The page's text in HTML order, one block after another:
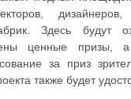
Здесь будут
ценные призы, а
за приз
также будет